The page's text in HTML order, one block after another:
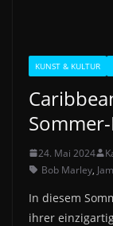
KUNST & KULTUR
24. Mai 2024
Bob Marley,
In diesem
ihrer